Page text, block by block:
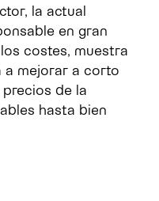
la actual
en gran
costes, muestra
a mejorar a corto
de la
hasta bien